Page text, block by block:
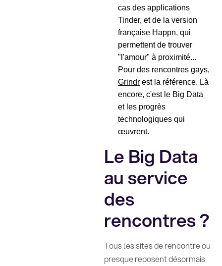
cas des applications
Tinder, et de la version
française Happn, qui
permettent de trouver
"l'amour" à proximité...
Pour des rencontres gays,
Grindr est la référence. Là
encore, c'est le Big Data
et les progrès
technologiques qui
œuvrent.
Le Big Data
au service
des
rencontres ?
Tous les sites de rencontre ou
presque reposent désormais